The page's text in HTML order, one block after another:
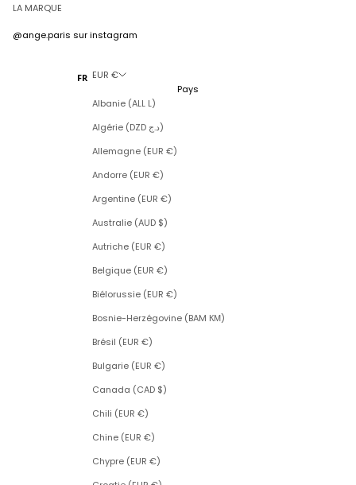
LA MARQUE
@ange.paris sur instagram
FR EUR €
Pays
Albanie (ALL L)
Algérie (DZD د.ج)
Allemagne (EUR €)
Andorre (EUR €)
Argentine (EUR €)
Australie (AUD $)
Autriche (EUR €)
Belgique (EUR €)
Biélorussie (EUR €)
Bosnie-Herzégovine (BAM КМ)
Brésil (EUR €)
Bulgarie (EUR €)
Canada (CAD $)
Chili (EUR €)
Chine (EUR €)
Chypre (EUR €)